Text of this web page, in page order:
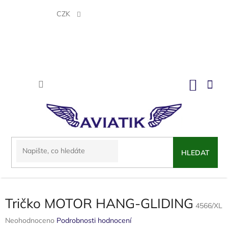
CZK
HLEDAT
Tričko MOTOR HANG-GLIDING 4566/XL
Průměrné
Neohodnoceno Podrobnosti hodnocení